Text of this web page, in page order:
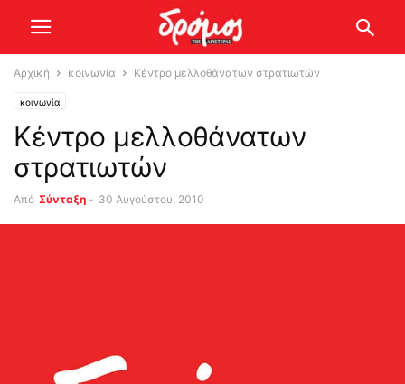
Αρχική κοινωνία Κέντρο μελλοθάνατων στρατιωτών
κοινωνία
Κέντρο μελλοθάνατων
στρατιωτών
Από Σύνταξη - 30 Αυγούστου, 2010